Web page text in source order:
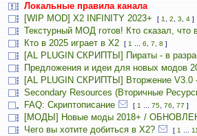
Локальные правила канала
[WIP MOD] X2 INFINITY 2023+
[ 1 2 3 4 ]
Текстурный МОД готов! Кто сказал, что
Кто в 2025 играет в X2 [ 1 6 7 8 ]
[AL PLUGIN СКРИПТЫ] Пираты - в
Предложения и идеи для новых модов
[AL PLUGIN СКРИПТЫ] Вторжение V3.0
Secondary Resources (Вторичные
FAQ: Скриптописание
[ 1 75 76 77 ]
[МОДЫ] Новые моды 2018+ /
Чего вы хотите добиться в Х2?
[ 1 11